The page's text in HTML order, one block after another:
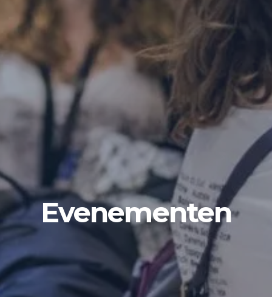
Evenementen